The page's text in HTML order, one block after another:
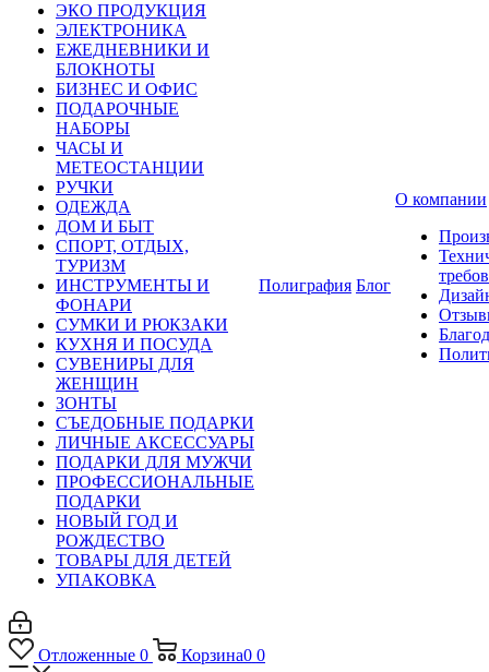
ЭКО ПРОДУКЦИЯ
ЭЛЕКТРОНИКА
ЕЖЕДНЕВНИКИ И
БЛОКНОТЫ
БИЗНЕС И ОФИС
ПОДАРОЧНЫЕ
НАБОРЫ
ЧАСЫ И
МЕТЕОСТАНЦИИ
РУЧКИ
ОДЕЖДА
ДОМ И БЫТ
СПОРТ, ОТДЫХ,
ТУРИЗМ
ИНСТРУМЕНТЫ И
ФОНАРИ
СУМКИ И РЮКЗАКИ
КУХНЯ И ПОСУДА
СУВЕНИРЫ ДЛЯ
ЖЕНЩИН
ЗОНТЫ
СЪЕДОБНЫЕ ПОДАРКИ
ЛИЧНЫЕ АКСЕССУАРЫ
ПОДАРКИ ДЛЯ МУЖЧИ
ПРОФЕССИОНАЛЬНЫЕ
ПОДАРКИ
НОВЫЙ ГОД И
РОЖДЕСТВО
ТОВАРЫ ДЛЯ ДЕТЕЙ
УПАКОВКА
Полиграфия Блог
О компании
Отложенные 0 Корзина0 0